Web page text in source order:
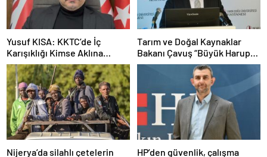
Yusuf KISA: KKTC’de İç
Karışıklığı Kimse Aklına
Getirmesin
Tarım ve Doğal Kaynaklar
Bakanı Çavuş “Büyük Harup
Çalıştayı”na katıldı
Nijerya’da silahlı çetelerin
HP’den güvenlik, çalışma